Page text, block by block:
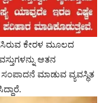
ಕೇರಳ ಮೂಲದ
ಆತನ
ಮಾಡುವ ವ್ಯವಸ್ಥಿತ